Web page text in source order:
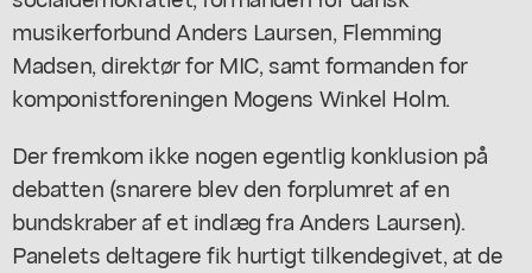
musikerforbund Anders Laursen, Flemming
Madsen, direktør for MIC, samt formanden for
komponistforeningen Mogens Winkel Holm.
Der fremkom ikke nogen egentlig konklusion på
debatten (snarere blev den forplumret af en
bundskraber af et indlæg fra Anders Laursen).
Panelets deltagere fik hurtigt tilkendegivet, at de